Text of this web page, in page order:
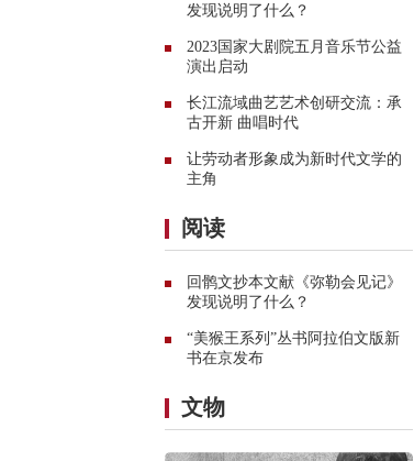
发现说明了什么？
2023国家大剧院五月音乐节公益
演出启动
长江流域曲艺艺术创研交流：承
古开新 曲唱时代
让劳动者形象成为新时代文学的
主角
阅读
回鹘文抄本文献《弥勒会见记》
发现说明了什么？
“美猴王系列”丛书阿拉伯文版新
书在京发布
文物